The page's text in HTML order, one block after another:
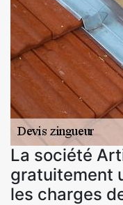
La société
gratuitement
les charges